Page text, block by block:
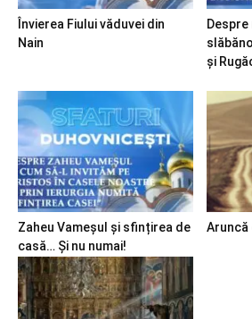
Învierea Fiului văduvei din
Nain
și
Zaheu Vameșul și sfințirea de
casă… Și nu numai!
Aruncă